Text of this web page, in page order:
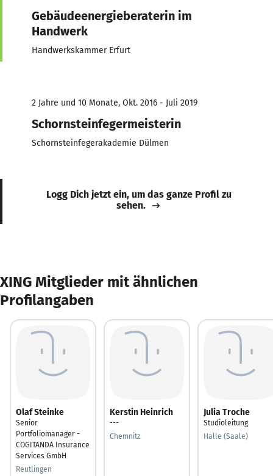
Gebäudeenergieberaterin im
Handwerk
Handwerkskammer Erfurt
2 Jahre und 10 Monate, Okt. 2016 - Juli 2019
Schornsteinfegermeisterin
Schornsteinfegerakademie Dülmen
Logg Dich jetzt ein, um das ganze Profil zu
sehen.
XING Mitglieder mit ähnlichen
Profilangaben
Olaf Steinke
Senior
Portfoliomanager -
COGITANDA Insurance
Services GmbH
Reutlingen
Kerstin Heinrich
---
Chemnitz
Julia Troche
Studioleitung
Halle (Saale)